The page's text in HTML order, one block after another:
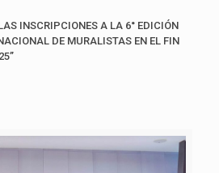
INSCRIPCIONES A LA 6° EDICIÓN
DE MURALISTAS EN EL FIN